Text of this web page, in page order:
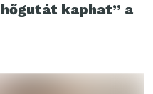
kaphat” a